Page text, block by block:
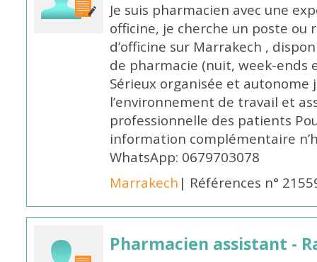
Je suis pharmacien avec une
officine, je cherche un poste
d’officine sur Marrakech ,
de pharmacie (nuit, week-ends
Sérieux organisée et autonome
l’environnement de travail et
professionnelle des patients
information complémentaire
WhatsApp: 0679703078
Marrakech | Références n°
Pharmacien assistant -